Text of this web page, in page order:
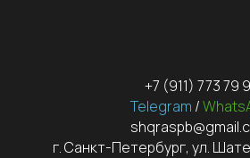
+7 (911) 773 79
Telegram /
г. Санкт-Петербург, ул.